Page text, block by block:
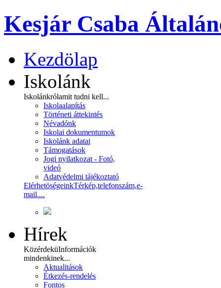
Kesjár Csaba
Kezdölap
Iskolánk
Iskolánkrólamit tudni kell...
Iskolaalapítás
Történeti áttekintés
Névadónk
Iskolai dokumentumok
Iskolánk adatai
Támogatások
Jogi nyilatkozat - Fotó,
videó
Adatvédelmi tájékoztató
ElérhetöségeinkTérkép,telefonszám,e-
mail....
Hírek
KözérdeküInformációk
mindenkinek...
Aktualitások
Étkezés-rendelés
Fontos